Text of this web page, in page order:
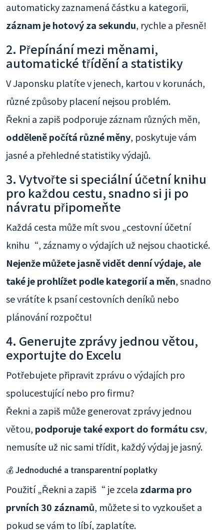
automaticky zaznamená částku a kategorii,
záznam je hotový za sekundu, rychle a přesně!
2. Přepínání mezi měnami,
automatické třídění a statistiky
V Japonsku platíte v jenech, kartou v korunách,
různé způsoby placení nejsou problém.
Řekni a zapiš podporuje záznam různých měn,
odděleně počítá různé měny, poskytuje vám
jasné a přehledné statistiky výdajů.
3. Vytvořte si speciální účetní knihu
pro každou cestu, snadno si ji po
návratu připomeňte
Každá cesta může mít svou „cestovní účetní
knihu“, záznamy o výdajích už nejsou chaotické.
Nejenže můžete jasně vidět denní výdaje, ale
také je prohlížet podle kategorií a měn, snadno
se vrátíte k psaní cestovních deníků nebo
plánování rozpočtu!
4. Generujte zprávy jednou větou,
exportujte do Excelu
Potřebujete připravit zprávu o výdajích pro
spolucestující nebo pro firmu?
Řekni a zapiš může generovat zprávy jednou
větou, podporuje také export do formátu csv,
nemusíte už nic sami třídit, každý výdaj je jasný.
💰 Jednoduché a transparentní poplatky
Použití „Řekni a zapiš“ je zcela zdarma pro
prvních 30 záznamů, můžete si to vyzkoušet a
pokud se vám to líbí, zaplatíte.